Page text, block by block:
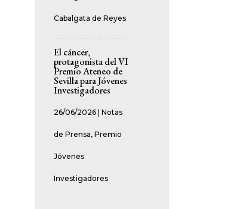
Cabalgata de Reyes
El cáncer,
protagonista del VI
Premio Ateneo de
Sevilla para Jóvenes
Investigadores
26/06/2026 |Notas
de Prensa,Premio
Jóvenes
Investigadores